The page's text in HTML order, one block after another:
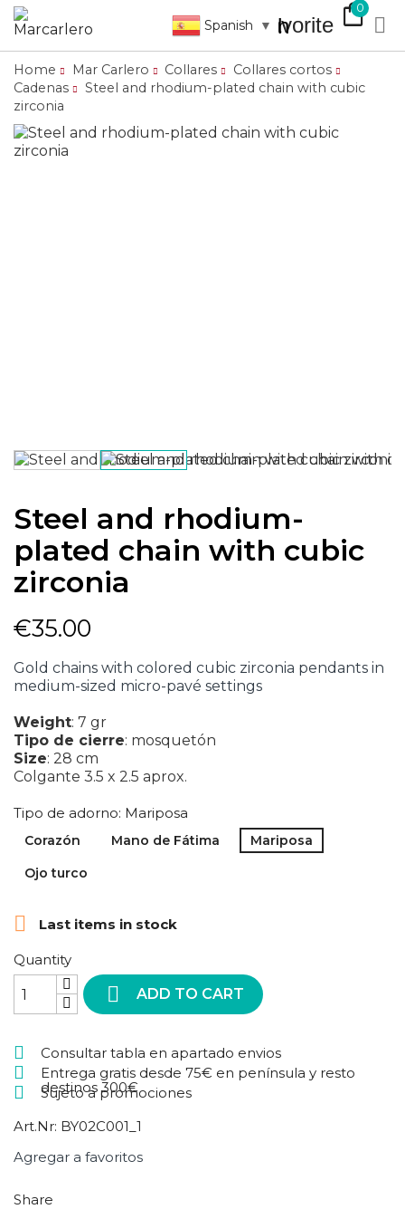

shopping_bag
0
favorite
search
Spanish ▼
Home Mar Carlero Collares
Collares cortos
Cadenas
Steel and rhodium-plated chain with cubic
zirconia
Steel and rhodium-
plated chain with cubic
zirconia
€35.00
Gold chains with colored cubic zirconia pendants in
medium-sized micro-pavé settings
Weight: 7 gr
Tipo de cierre: mosquetón
Size: 28 cm
Colgante 3.5 x 2.5 aprox.
Tipo de adorno: Mariposa
Corazón Mano de Fátima
Mariposa
Ojo turco
 Last items in stock
Quantity
 ADD TO CART
Consultar tabla en apartado envios
Entrega gratis desde 75€ en península y resto
destinos 300€
Sujeto a promociones
Art.Nr: BY02C001_1
Agregar a favoritos
Share